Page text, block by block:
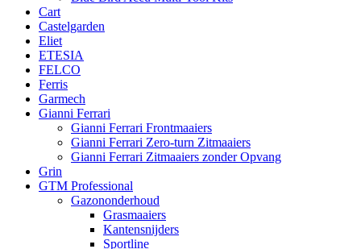
Cart
Castelgarden
Eliet
ETESIA
FELCO
Ferris
Garmech
Gianni Ferrari
Gianni Ferrari Frontmaaiers
Gianni Ferrari Zero-turn Zitmaaiers
Gianni Ferrari Zitmaaiers zonder Opvang
Grin
GTM Professional
Gazononderhoud
Grasmaaiers
Kantensnijders
Sportline